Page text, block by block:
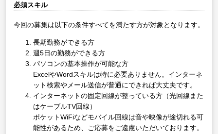
必須スキル
今回の募集は以下の条件すべてを満たす方が対象となります。
長期勤務ができる方
週5日の勤務ができる方
パソコンの基本操作が可能な方
ExcelやWordスキルは特に必要ありません。インターネ
ット検索やメール送信が普通にできれば大丈夫です。
インターネットの固定回線が整っている方（光回線また
はケーブルTV回線）
ポケットWiFiなどモバイル回線は音や映像が途切れる可
能性があるため、ご応募をご遠慮いただいております。